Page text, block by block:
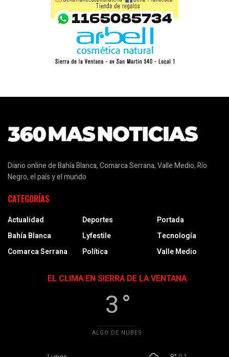
Diario online de Bahía Blanca, Comarca Serrana, Valle Medio, Río
Negro, el país y el mundo
CATEGORÍAS
Actualidad
Bahía Blanca
Comarca Serrana
Deportes
Lyfestile
Política
Portada
Tecnología
Valle Medio
EL CLIMA EN SIERRA DE LA VENTANA
3 °
ALGO DE NUBES